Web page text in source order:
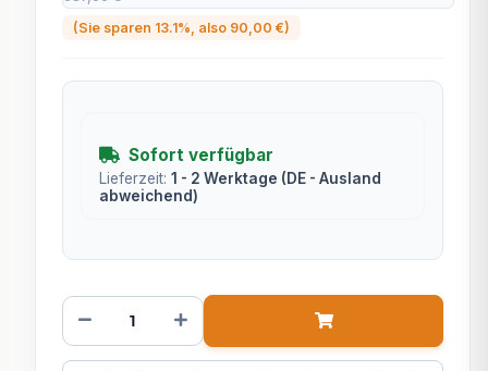
(Sie sparen 13.1% , also 90,00 €)
Sofort verfügbar
Lieferzeit: 1 - 2 Werktage (DE - Ausland
abweichend)